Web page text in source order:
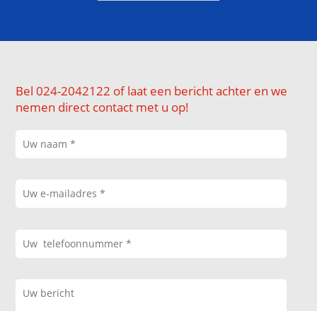
Bel 024-2042122 of laat een bericht achter en we
nemen direct contact met u op!